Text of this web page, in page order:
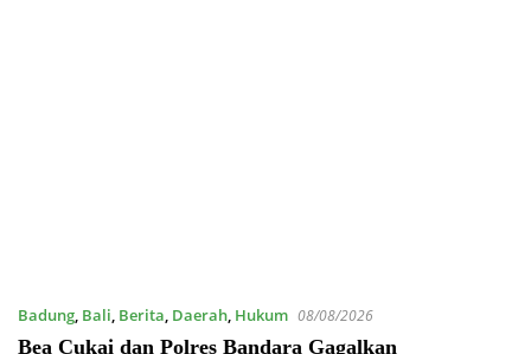
Badung, Bali, Berita, Daerah, Hukum 08/08/2026
Bea Cukai dan Polres Bandara Gagalkan